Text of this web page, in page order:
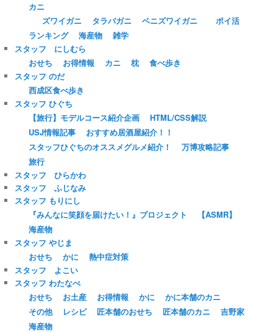
カニ
ズワイガニ
タラバガニ ベニズワイガニ
ポイ活
ランキング
海産物
雑学
スタッフ にしむら
おせち
お得情報 カニ 枕
食べ歩き
スタッフ のだ
西成区食べ歩き
スタッフ ひぐち
【旅行】モデルコース紹介企画
HTML/CSS解説
USJ情報記事
おすすめ居酒屋紹介！！
スタッフひぐちのオススメグルメ紹介！
万博攻略記事
旅行
スタッフ ひらかわ
スタッフ ふじなみ
スタッフ もりにし
『みんなに笑顔を届けたい！』プロジェクト
【ASMR】
海産物
スタッフ やじま
おせち
かに
熱中症対策
スタッフ よこい
スタッフ わたなべ
おせち
お土産 お得情報 かに
かに本舗のカニ
その他
レシピ 匠本舗のおせち 匠本舗のカニ
吉野家
海産物